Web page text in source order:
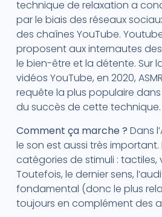
technique de relaxation a
par le biais des réseaux
des chaînes YouTube.
proposent aux internautes
le bien-être et la détente. Sur
vidéos YouTube, en 2020,
requête la plus populaire
du succès de cette technique.
Comment ça marche ? Dans
le son est aussi très important.
catégories de stimuli : tactiles,
Toutefois, le dernier sens,
fondamental (donc le plus
toujours en complément des